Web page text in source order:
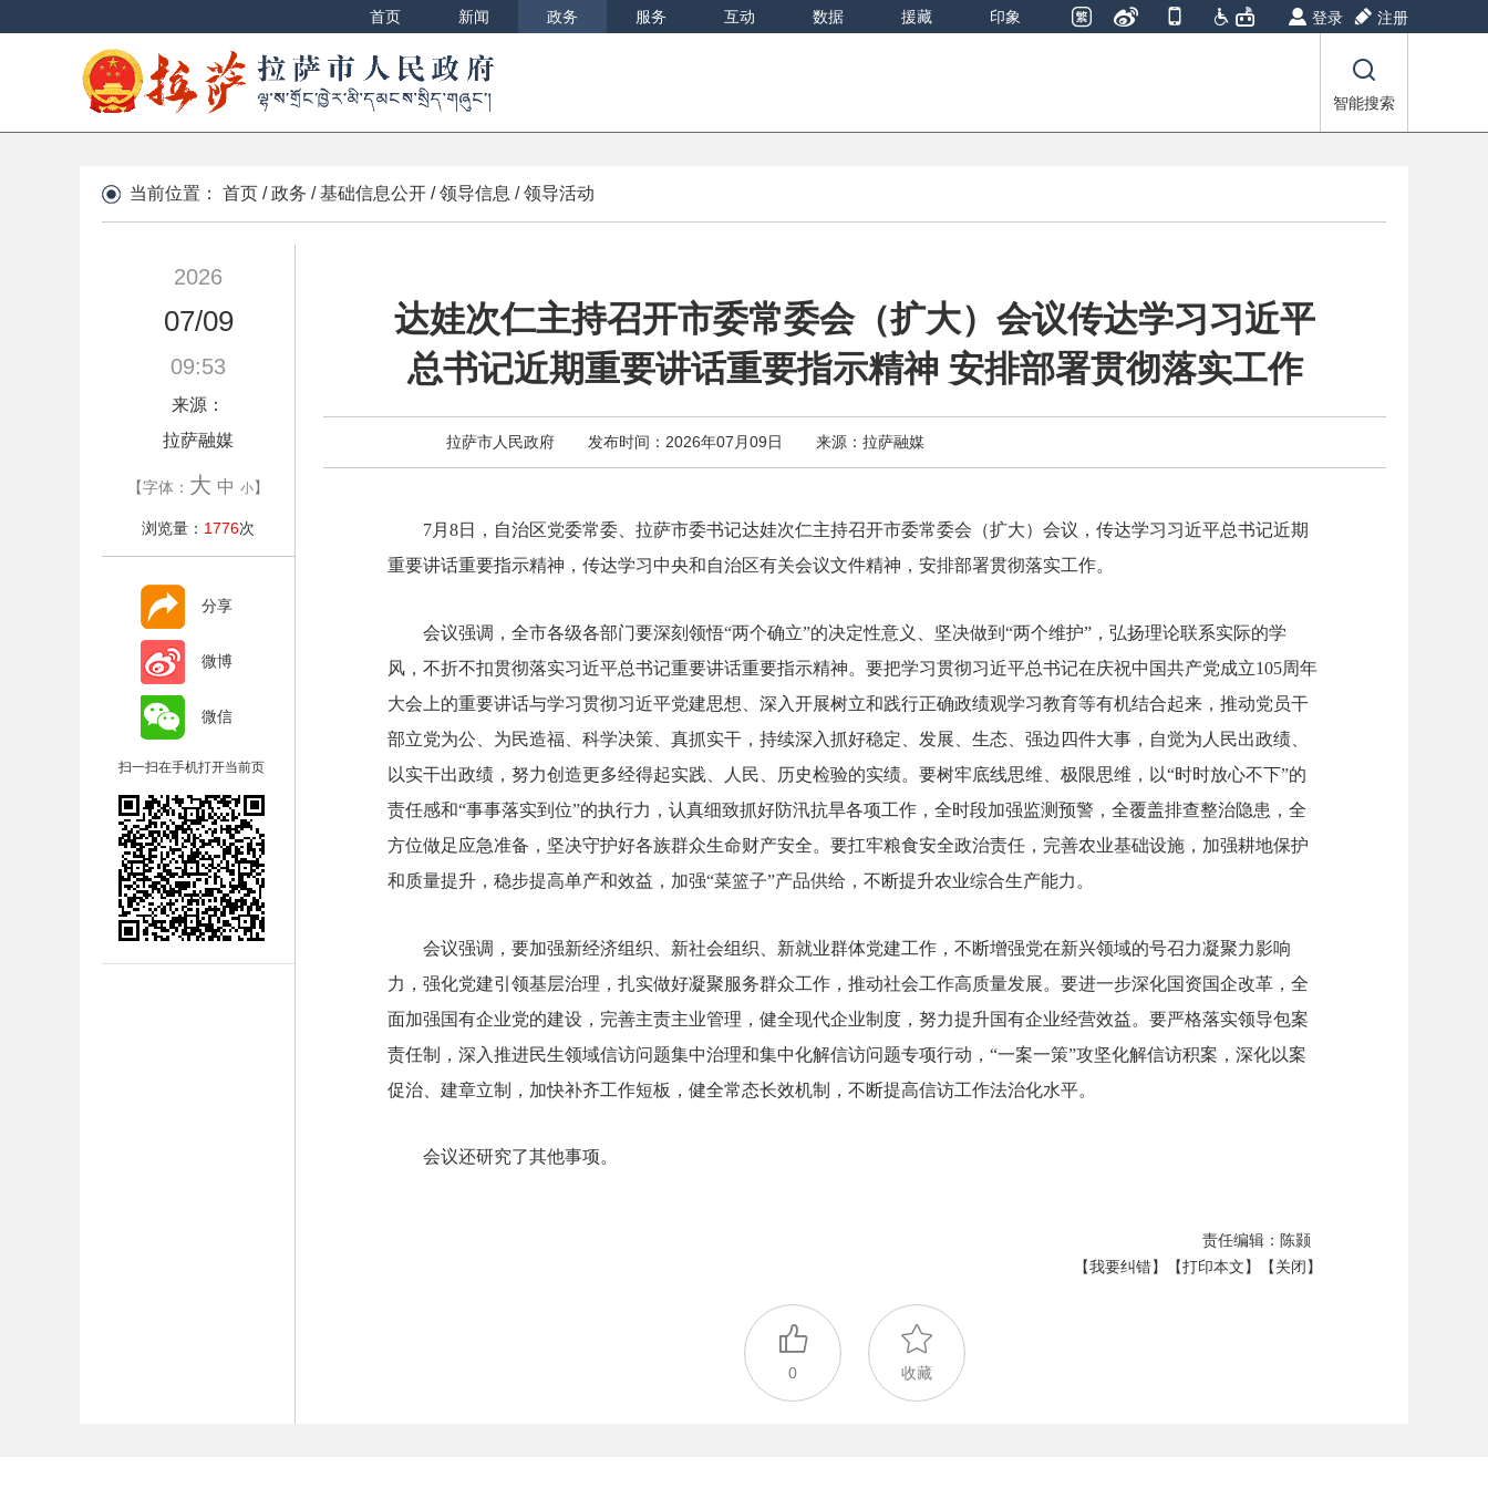
登录 注册
首页 新闻 政务 服务 互动 数据 援藏 印象
智能搜索
当前位置： 首页 /政务 /基础信息公开 /领导信息 /领导活动
2026
07/09
09:53
来源：
拉萨融媒
【字体： 大 中 小】
浏览量： 1776次
分享
微博
微信
扫一扫在手机打开当前页
达娃次仁主持召开市委常委会（扩大）会议传达学习习近平
总书记近期重要讲话重要指示精神 安排部署贯彻落实工作
拉萨市人民政府 发布时间：2026年07月09日 来源：拉萨融媒
7月8日，自治区党委常委、拉萨市委书记达娃次仁主持召开市委常委会（扩大）会议，传达学习习近平总书记近期
重要讲话重要指示精神，传达学习中央和自治区有关会议文件精神，安排部署贯彻落实工作。
会议强调，全市各级各部门要深刻领悟“两个确立”的决定性意义、坚决做到“两个维护”，弘扬理论联系实际的学
风，不折不扣贯彻落实习近平总书记重要讲话重要指示精神。要把学习贯彻习近平总书记在庆祝中国共产党成立105周年
大会上的重要讲话与学习贯彻习近平党建思想、深入开展树立和践行正确政绩观学习教育等有机结合起来，推动党员干
部立党为公、为民造福、科学决策、真抓实干，持续深入抓好稳定、发展、生态、强边四件大事，自觉为人民出政绩、
以实干出政绩，努力创造更多经得起实践、人民、历史检验的实绩。要树牢底线思维、极限思维，以“时时放心不下”的
责任感和“事事落实到位”的执行力，认真细致抓好防汛抗旱各项工作，全时段加强监测预警，全覆盖排查整治隐患，全
方位做足应急准备，坚决守护好各族群众生命财产安全。要扛牢粮食安全政治责任，完善农业基础设施，加强耕地保护
和质量提升，稳步提高单产和效益，加强“菜篮子”产品供给，不断提升农业综合生产能力。
会议强调，要加强新经济组织、新社会组织、新就业群体党建工作，不断增强党在新兴领域的号召力凝聚力影响
力，强化党建引领基层治理，扎实做好凝聚服务群众工作，推动社会工作高质量发展。要进一步深化国资国企改革，全
面加强国有企业党的建设，完善主责主业管理，健全现代企业制度，努力提升国有企业经营效益。要严格落实领导包案
责任制，深入推进民生领域信访问题集中治理和集中化解信访问题专项行动，“一案一策”攻坚化解信访积案，深化以案
促治、建章立制，加快补齐工作短板，健全常态长效机制，不断提高信访工作法治化水平。
会议还研究了其他事项。
责任编辑：陈颢
【我要纠错】
【打印本文】 【关闭】
0 收藏